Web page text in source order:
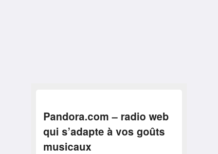
Pandora.com – radio web
qui s’adapte à vos goûts
musicaux